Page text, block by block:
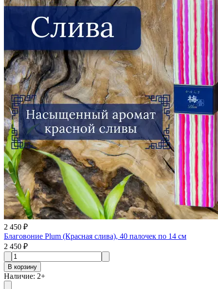
2 450 ₽
Благовоние Plum (Красная слива), 40 палочек по 14 см
2 450 ₽
В корзину
Наличие: 2+